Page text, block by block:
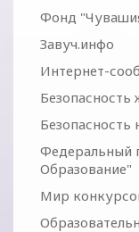
Фонд
Завуч.инфо
Интернет-
Безопасность
Федеральный
Образование"
Мир